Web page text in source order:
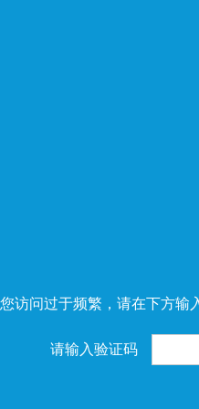
访问过于频繁，请在下方输
请输入验证码